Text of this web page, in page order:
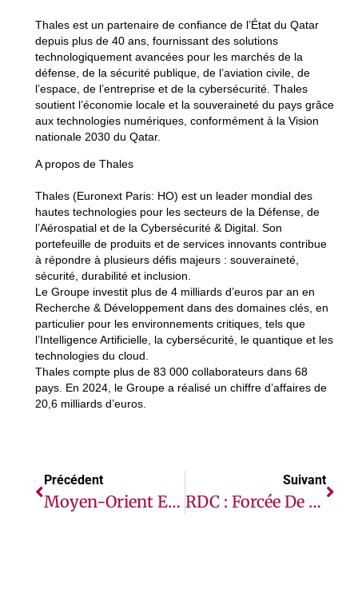
Thales est un partenaire de confiance de l’État du Qatar
depuis plus de 40 ans, fournissant des solutions
technologiquement avancées pour les marchés de la
défense, de la sécurité publique, de l’aviation civile, de
l’espace, de l’entreprise et de la cybersécurité. Thales
soutient l’économie locale et la souveraineté du pays grâce
aux technologies numériques, conformément à la Vision
nationale 2030 du Qatar.
A propos de Thales
Thales (Euronext Paris: HO) est un leader mondial des
hautes technologies pour les secteurs de la Défense, de
l’Aérospatial et de la Cybersécurité & Digital. Son
portefeuille de produits et de services innovants contribue
à répondre à plusieurs défis majeurs : souveraineté,
sécurité, durabilité et inclusion.
Le Groupe investit plus de 4 milliards d’euros par an en
Recherche & Développement dans des domaines clés, en
particulier pour les environnements critiques, tels que
l’Intelligence Artificielle, la cybersécurité, le quantique et les
technologies du cloud.
Thales compte plus de 83 000 collaborateurs dans 68
pays. En 2024, le Groupe a réalisé un chiffre d’affaires de
20,6 milliards d’euros.
Précédent
Moyen-Orient Et Afrique Du Nord : Une Crise Des Déchets De Plus En Plus Aiguë Qui Coûte 7,2 Milliards De Dollars Par An Et Compromet La Croissance Et Le Tourisme
Suivant
RDC : Forcée De Choisir Ses Priorités, L’ONU Lance Un Appel De Fonds De 1,4 Milliard De Dollars